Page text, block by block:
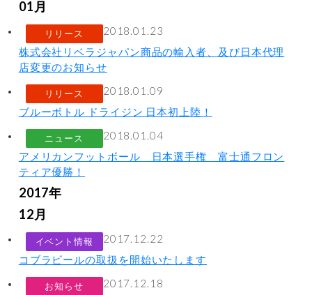
01月
2018.01.23
リリース
株式会社リベラジャパン商品の輸入者、及び日本代理
店変更のお知らせ
2018.01.09
リリース
ブルーボトル ドライジン 日本初上陸！
2018.01.04
ニュース
アメリカンフットボール 日本選手権 富士通フロン
ティア優勝！
2017年
12月
2017.12.22
イベント情報
コブラビールの取扱を開始いたします
2017.12.18
お知らせ